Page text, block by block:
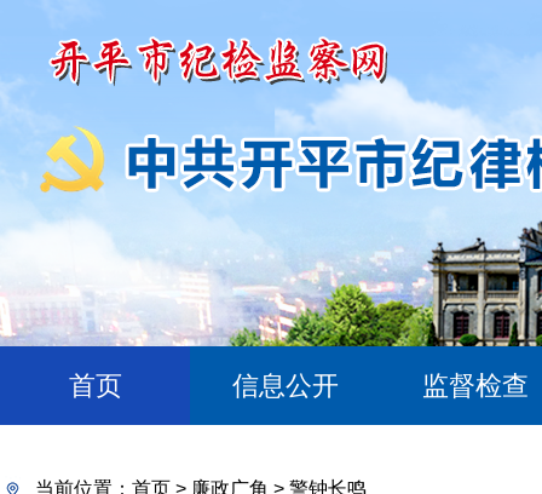
首页 信息公开 监督检查
当前位置： 首页 > 廉政广角 > 警钟长鸣